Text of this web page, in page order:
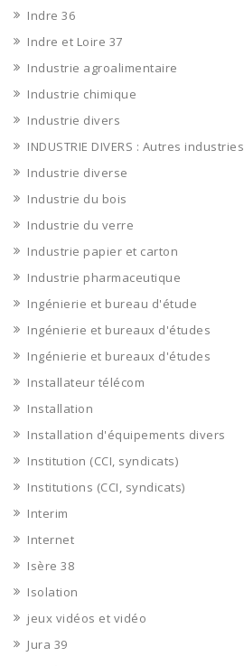
Indre 36
Indre et Loire 37
Industrie agroalimentaire
Industrie chimique
Industrie divers
INDUSTRIE DIVERS : Autres industries
Industrie diverse
Industrie du bois
Industrie du verre
Industrie papier et carton
Industrie pharmaceutique
Ingénierie et bureau d'étude
Ingénierie et bureaux d'études
Ingénierie et bureaux d'études
Installateur télécom
Installation
Installation d'équipements divers
Institution (CCI, syndicats)
Institutions (CCI, syndicats)
Interim
Internet
Isère 38
Isolation
jeux vidéos et vidéo
Jura 39